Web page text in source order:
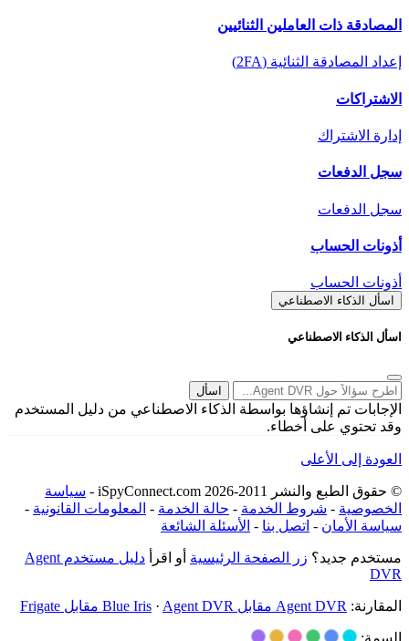
المصادقة ذات العاملين الثنائيين
إعداد المصادقة الثنائية (2FA)
الاشتراكات
إدارة الاشتراك
سجل الدفعات
سجل الدفعات
أذونات الحساب
أذونات الحساب
اسأل الذكاء الاصطناعي
اسأل الذكاء الاصطناعي
اسأل
الإجابات تم إنشاؤها بواسطة الذكاء الاصطناعي من دليل المستخدم
وقد تحتوي على أخطاء.
العودة إلى الأعلى
© حقوق الطبع والنشر 2011-2026 iSpyConnect.com -
سياسة
الخصوصية - شروط الخدمة - حالة الخدمة - المعلومات القانونية -
سياسة الأمان - اتصل بنا - الأسئلة الشائعة
مستخدم جديد؟ زر الصفحة الرئيسية أو اقرأ
دليل مستخدم Agent
DVR
المقارنة: Agent DVR مقابل Blue Iris · Agent DVR مقابل Frigate